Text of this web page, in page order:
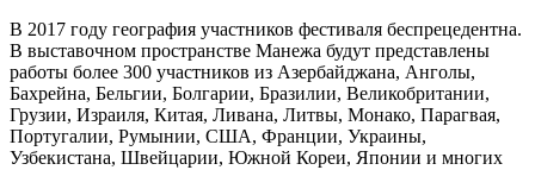
В 2017 году география участников фестиваля беспрецедентна.
В выставочном пространстве Манежа будут представлены
работы более 300 участников из Азербайджана, Анголы,
Бахрейна, Бельгии, Болгарии, Бразилии, Великобритании,
Грузии, Израиля, Китая, Ливана, Литвы, Монако, Парагвая,
Португалии, Румынии, США, Франции, Украины,
Узбекистана, Швейцарии, Южной Кореи, Японии и многих